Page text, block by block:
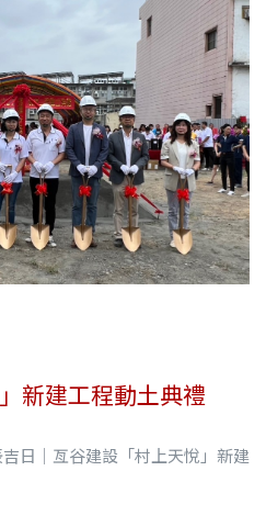
新建工程動土典禮
吉日｜亙谷建設「村上天悅」新建